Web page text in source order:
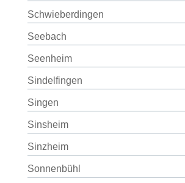
Schwieberdingen
Seebach
Seenheim
Sindelfingen
Singen
Sinsheim
Sinzheim
Sonnenbühl